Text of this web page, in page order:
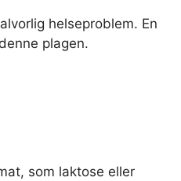
helseproblem. En
plagen.
som laktose eller